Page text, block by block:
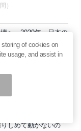
）
へ。2029年、日本の
又壽良
効な理由
しめて動かないの
storing of cookies on
usage, and assist in